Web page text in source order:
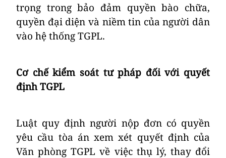
trọng trong bảo đảm quyền bào chữa,
quyền đại diện và niềm tin của người dân
vào hệ thống TGPL.
Cơ chế kiểm soát tư pháp đối với quyết
định TGPL
Luật quy định người nộp đơn có quyền
yêu cầu tòa án xem xét quyết định của
Văn phòng TGPL về việc thụ lý, thay đổi